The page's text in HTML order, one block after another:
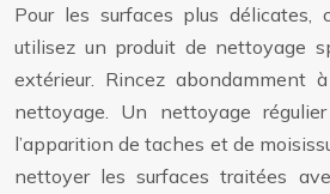
Pour les surfaces plus délicates,
utilisez un produit de nettoyage
extérieur. Rincez abondamment
nettoyage. Un nettoyage
l’apparition de taches et de
nettoyer les surfaces traitées